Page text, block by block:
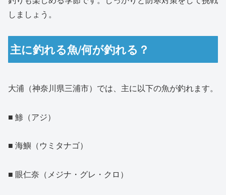
しましょう。
主に釣れる魚/何が釣れる？
大浦（神奈川県三浦市）では、主に以下の魚が釣れます。
■ 鯵（アジ）
■ 海鱮（ウミタナゴ）
■ 眼仁奈（メジナ・グレ・クロ）